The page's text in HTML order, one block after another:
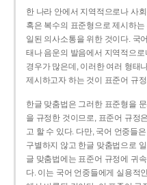
한 나라 안에서 지역적으로나 사
혹은 복수의 표준형으로 제시하
일된 의사소통을 위한 것이다. 국
태나 음운의 발음에서 지역적으
경우가 많은데, 이러한 여러 형태
제시하고자 하는 것이 표준어 규
한글 맞춤법은 그러한 표준형을
을 규정한 것이므로, 표준어 규정
고 할 수 있다. 다만, 국어 언중들
구별하지 않고 한글 맞춤법으로
글 맞춤법에는 표준어 규정에 귀
다. 이는 국어 언중들에게 실용적